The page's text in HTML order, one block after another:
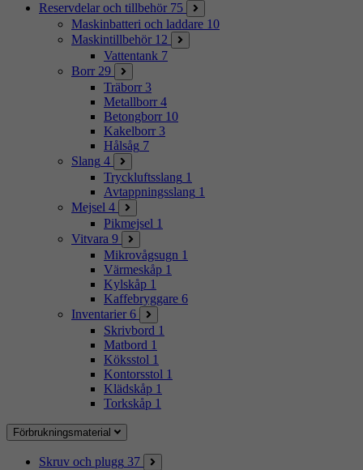
Reservdelar och tillbehör 75
Maskinbatteri och laddare 10
Maskintillbehör 12
Vattentank 7
Borr 29
Träborr 3
Metallborr 4
Betongborr 10
Kakelborr 3
Hålsåg 7
Slang 4
Tryckluftsslang 1
Avtappningsslang 1
Mejsel 4
Pikmejsel 1
Vitvara 9
Mikrovågsugn 1
Värmeskåp 1
Kylskåp 1
Kaffebryggare 6
Inventarier 6
Skrivbord 1
Matbord 1
Köksstol 1
Kontorsstol 1
Klädskåp 1
Torkskåp 1
Förbrukningsmaterial
Skruv och plugg 37